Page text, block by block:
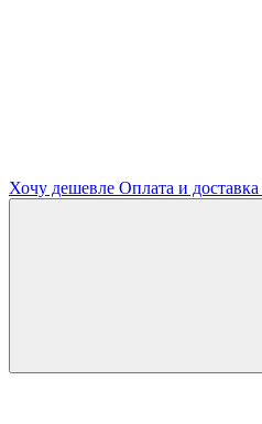
Хочу дешевле Оплата и доставка